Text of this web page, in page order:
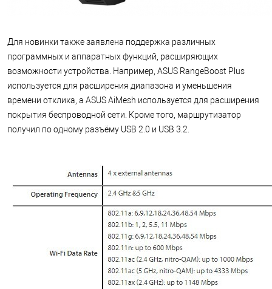
Для новинки также заявлена поддержка различных
программных и аппаратных функций, расширяющих
возможности устройства. Например, ASUS RangeBoost Plus
используется для расширения диапазона и уменьшения
времени отклика, а ASUS AiMesh используется для расширения
покрытия беспроводной сети. Кроме того, маршрутизатор
получил по одному разъёму USB 2.0 и USB 3.2.